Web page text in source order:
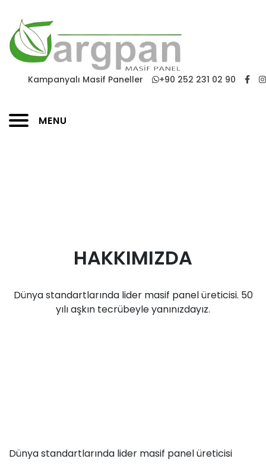
Kampanyalı Masif Paneller +90 252 231 02 90
MENU
HAKKIMIZDA
Dünya standartlarında lider masif panel üreticisi. 50
yılı aşkın tecrübeyle yanınızdayız.
Dünya standartlarında lider masif panel üreticisi